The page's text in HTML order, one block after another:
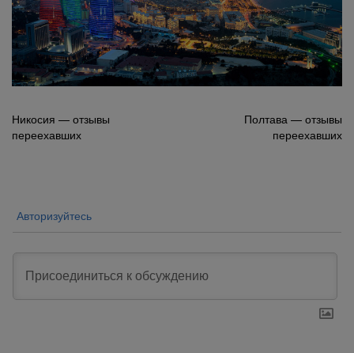
Навигация
по
Никосия — отзывы
переехавших
Полтава — отзывы
переехавших
Авторизуйтесь